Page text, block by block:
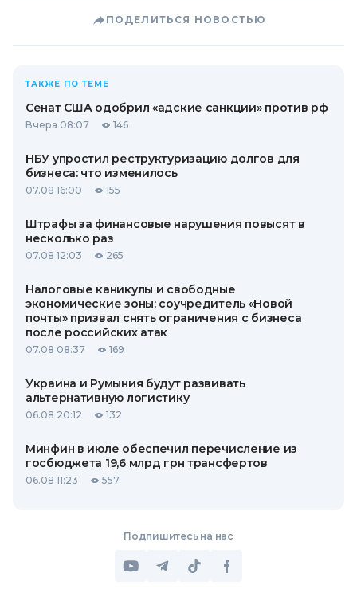
ПОДЕЛИТЬСЯ НОВОСТЬЮ
ТАКЖЕ ПО ТЕМЕ
Сенат США одобрил «адские санкции» против рф
Вчера 08:07 146
НБУ упростил реструктуризацию долгов для
бизнеса: что изменилось
07.08 16:00 155
Штрафы за финансовые нарушения повысят в
несколько раз
07.08 12:03 265
Налоговые каникулы и свободные
экономические зоны: соучредитель «Новой
почты» призвал снять ограничения с бизнеса
после российских атак
07.08 08:37 169
Украина и Румыния будут развивать
альтернативную логистику
06.08 20:12 132
Минфин в июле обеспечил перечисление из
госбюджета 19,6 млрд грн трансфертов
06.08 11:23 557
Подпишитесь на нас